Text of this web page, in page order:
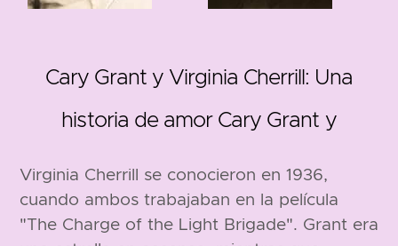
Cary Grant y Virginia Cherrill: Una
historia de amor Cary Grant y
Virginia Cherrill se conocieron en 1936,
cuando ambos trabajaban en la película
"The Charge of the Light Brigade". Grant era